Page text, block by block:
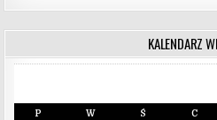
KALENDARZ
P W Ś C